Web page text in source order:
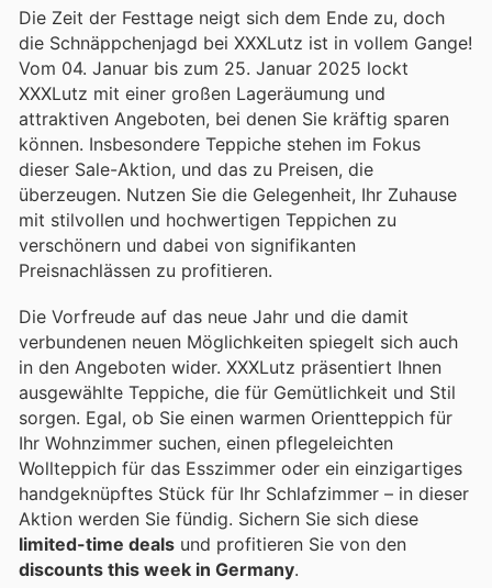
Die Zeit der Festtage neigt sich dem Ende zu, doch
die Schnäppchenjagd bei XXXLutz ist in vollem Gange!
Vom 04. Januar bis zum 25. Januar 2025 lockt
XXXLutz mit einer großen Lageräumung und
attraktiven Angeboten, bei denen Sie kräftig sparen
können. Insbesondere Teppiche stehen im Fokus
dieser Sale-Aktion, und das zu Preisen, die
überzeugen. Nutzen Sie die Gelegenheit, Ihr Zuhause
mit stilvollen und hochwertigen Teppichen zu
verschönern und dabei von signifikanten
Preisnachlässen zu profitieren.
Die Vorfreude auf das neue Jahr und die damit
verbundenen neuen Möglichkeiten spiegelt sich auch
in den Angeboten wider. XXXLutz präsentiert Ihnen
ausgewählte Teppiche, die für Gemütlichkeit und Stil
sorgen. Egal, ob Sie einen warmen Orientteppich für
Ihr Wohnzimmer suchen, einen pflegeleichten
Wollteppich für das Esszimmer oder ein einzigartiges
handgeknüpftes Stück für Ihr Schlafzimmer – in dieser
Aktion werden Sie fündig. Sichern Sie sich diese
limited-time deals und profitieren Sie von den
discounts this week in Germany.